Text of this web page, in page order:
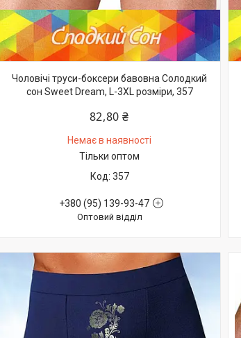
Чоловічі труси-боксери бавовна Солодкий
сон Sweet Dream, L-3XL розміри, 357
82,80 ₴
Немає в наявності
Тільки оптом
357
+380 (95) 139-93-47
Оптовий відділ